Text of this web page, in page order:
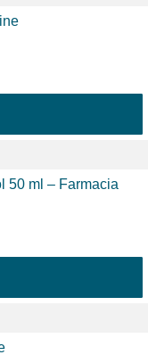
50 ml – Farmacia